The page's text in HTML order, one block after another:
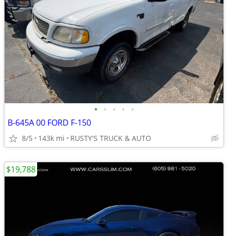
• • • • •
B-645A 00 FORD F-150
8/5 143k mi RUSTY'S TRUCK & AUTO
$19,788